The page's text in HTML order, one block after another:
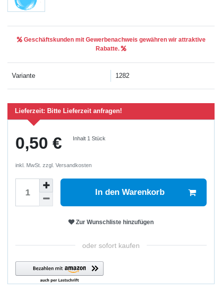
Geschäftskunden mit Gewerbenachweis gewähren wir attraktive
Rabatte.
Variante 1282
Lieferzeit: Bitte Lieferzeit anfragen!
0,50 € Inhalt 1Stück
inkl. MwSt. zzgl. Versandkosten
In den Warenkorb
Zur Wunschliste hinzufügen
oder sofort kaufen